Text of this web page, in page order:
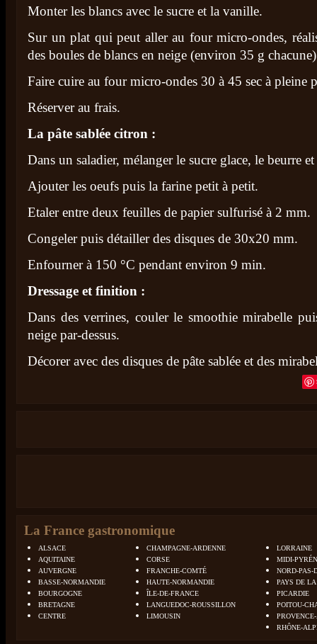
Monter les blancs avec le sucre et la vanille.
Sur un plat qui peut aller au four micro-ondes,
des boules de blancs en neige (environ 35 g
Faire cuire au four micro-ondes 30 à 45 sec à pleine
Réserver au frais.
La pâte sablée citron :
Dans un saladier, mélanger le sucre glace, le beurre
Ajouter les oeufs puis la farine petit à petit.
Etaler entre deux feuilles de papier sulfurisé à 2 mm.
Congeler puis détailler des disques de 30x20 mm.
Enfourner à 150 °C pendant environ 9 min.
Dressage et finition :
Dans des verrines, couler le smoothie mirabelle
neige par-dessus.
Décorer avec des disques de pâte sablée et des
La France gastronomique
ALSACE
AQUITAINE
AUVERGNE
BASSE-NORMANDIE
BOURGOGNE
BRETAGNE
CENTRE
CHAMPAGNE-ARDENNE
CORSE
FRANCHE-COMTÉ
HAUTE-NORMANDIE
ÎLE-DE-FRANCE
LANGUEDOC-ROUSSILLON
LIMOUSIN
LORRAINE
MIDI-
NORD-PAS-
PAYS DE
PICARDIE
POITOU-
RHÔNE-